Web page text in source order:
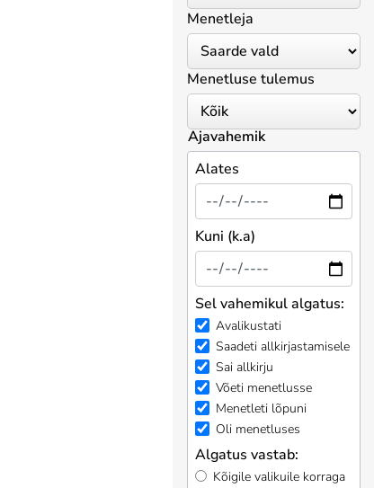
Menetleja
Menetluse tulemus
Ajavahemik
Alates
Kuni (k.a)
Sel vahemikul algatus:
Avalikustati
Saadeti allkirjastamisele
Sai allkirju
Võeti menetlusse
Menetleti lõpuni
Oli menetluses
Algatus vastab:
Kõigile valikuile korraga